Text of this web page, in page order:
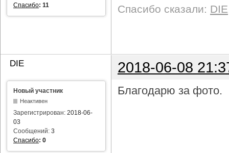
Спасибо: 11 Спасибо сказали: DIE
DIE 2018-06-08
Новый участник
Неактивен
Зарегистрирован: 2018-06-
03
Сообщений: 3
Спасибо: 0
Благодарю за фото.